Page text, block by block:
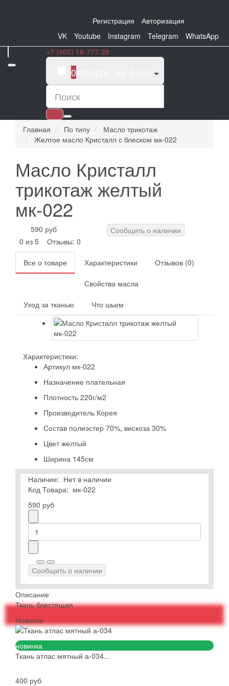
Регистрация
Авторизация
VK
Youtube Instagram Telegram
WhatsApp
+7 (965) 18-777-28
0
Главная По типу
Масло трикотаж
Желтое масло Кристалл с блеском мк-022
Масло Кристалл
трикотаж желтый
мк-022
590 руб
Сообщить о наличии
0 из 5
Отзывы: 0
Все о товаре Характеристики Отзывов (0)
Свойства масла
Уход за тканью Что шьем
Характеристики:
Артикул мк-022
Назначение плательная
Плотность 220г/м2
Производитель Корея
Состав полиэстер 70%, вискоза 30%
Цвет желтый
Ширина 145см
Наличие: Нет в наличии
Код Товара: мк-022
590 руб
Сообщить о наличии
Описание
Ткань блестящая
Новинки
новинка
Ткань атлас мятный а-034...
400 руб